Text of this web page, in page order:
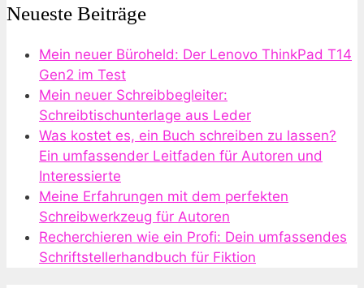
Neueste Beiträge
Mein neuer Büroheld: Der Lenovo ThinkPad T14
Gen2 im Test
Mein neuer Schreibbegleiter:
Schreibtischunterlage aus Leder
Was kostet es, ein Buch schreiben zu lassen?
Ein umfassender Leitfaden für Autoren und
Interessierte
Meine Erfahrungen mit dem perfekten
Schreibwerkzeug für Autoren
Recherchieren wie ein Profi: Dein umfassendes
Schriftstellerhandbuch für Fiktion